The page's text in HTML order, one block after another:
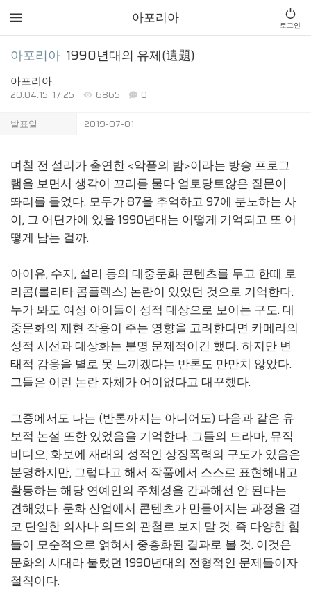
아포리아 로그인
아포리아 1990년대의 유제(遺題)
아포리아
20.04.15. 17:25 6865
0
발표일
2019-07-01
며칠 전 설리가 출연한 <악플의 밤>이라는 방송 프로그
램을 보면서 생각이 꼬리를 물다 얼토당토않은 질문이
똬리를 틀었다. 모두가 87을 추억하고 97에 분노하는 사
이, 그 어딘가에 있을 1990년대는 어떻게 기억되고 또 어
떻게 남는 걸까.
아이유, 수지, 설리 등의 대중문화 콘텐츠를 두고 한때 로
리콤(롤리타 콤플렉스) 논란이 있었던 것으로 기억한다.
누가 봐도 여성 아이돌이 성적 대상으로 보이는 구도. 대
중문화의 재현 작용이 주는 영향을 고려한다면 카메라의
성적 시선과 대상화는 분명 문제적이긴 했다. 하지만 변
태적 감응을 별로 못 느끼겠다는 반론도 만만치 않았다.
그들은 이런 논란 자체가 어이없다고 대꾸했다.
그중에서도 나는 (반론까지는 아니어도) 다음과 같은 유
보적 논설 또한 있었음을 기억한다. 그들의 드라마, 뮤직
비디오, 화보에 재래의 성적인 상징폭력의 구도가 있음은
분명하지만, 그렇다고 해서 작품에서 스스로 표현해내고
활동하는 해당 연예인의 주체성을 간과해선 안 된다는
견해였다. 문화 산업에서 콘텐츠가 만들어지는 과정을 결
코 단일한 의사나 의도의 관철로 보지 말 것. 즉 다양한 힘
들이 모순적으로 얽혀서 중층화된 결과로 볼 것. 이것은
문화의 시대라 불렀던 1990년대의 전형적인 문제틀이자
철칙이다.